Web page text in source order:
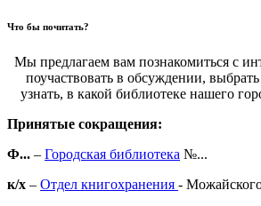
Что бы почитать?
Мы предлагаем вам познакомиться с
поучаствовать в обсуждении,
узнать, в какой библиотеке нашего
Принятые сокращения:
Ф... – Городская библиотека №...
к/х – Отдел книгохранения -